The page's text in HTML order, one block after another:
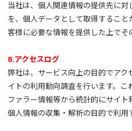
当社は、個人関連情報の提供先に
を、個人データとして取得するこ
客様に必要な情報を提供した上でそ
8.アクセスログ
弊社は、サービス向上の目的でア
イトの利用動向調査を行います。こ
ファラー情報等から統計的にサイト
個人情報の収集・解析の目的で利用